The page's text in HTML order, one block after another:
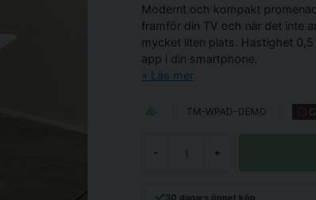
Modernt och kompakt
framför din TV och när det inte
mycket liten plats. Hastighet
app i din smartphone.
Läs mer
TM-WPAD-DEMO
- +
30 dagars öppet köp